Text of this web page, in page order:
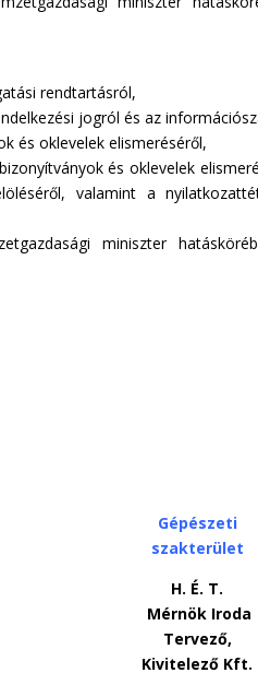
rendtartásról,
jogról és az
és oklevelek elismeréséről,
és oklevelek
valamint a
miniszter
Gépészeti
szakterület
H. É. T.
Mérnök Iroda
Tervező,
Kivitelező Kft.